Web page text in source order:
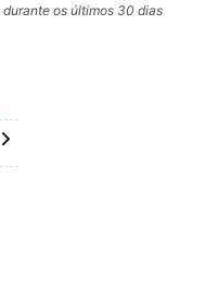
os últimos 30 dias